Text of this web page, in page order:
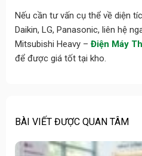
Nếu cần tư vấn cụ thể về diện
Daikin, LG, Panasonic, liên hệ
Mitsubishi Heavy – Điện Máy
để được giá tốt tại kho.
BÀI VIẾT ĐƯỢC QUAN TÂM